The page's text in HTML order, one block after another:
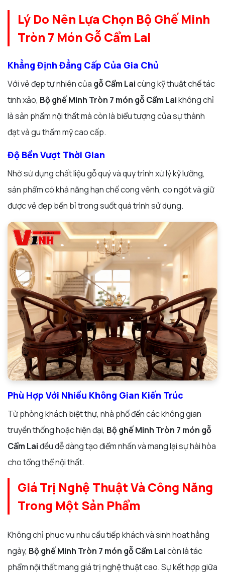
Lý Do Nên Lựa Chọn Bộ Ghế Minh
Tròn 7 Món Gỗ Cẩm Lai
Khẳng Định Đẳng Cấp Của Gia Chủ
Với vẻ đẹp tự nhiên của gỗ Cẩm Laicùng kỹ thuật chế tác
tinh xảo, Bộ ghế Minh Tròn 7 món gỗ Cẩm Laikhông chỉ
là sản phẩm nội thất mà còn là biểu tượng của sự thành
đạt và gu thẩm mỹ cao cấp.
Độ Bền Vượt Thời Gian
Nhờ sử dụng chất liệu gỗ quý và quy trình xử lý kỹ lưỡng,
sản phẩm có khả năng hạn chế cong vênh, co ngót và giữ
được vẻ đẹp bền bỉ trong suốt quá trình sử dụng.
Phù Hợp Với Nhiều Không Gian Kiến Trúc
Từ phòng khách biệt thự, nhà phố đến các không gian
truyền thống hoặc hiện đại, Bộ ghế Minh Tròn 7 món gỗ
Cẩm Laiđều dễ dàng tạo điểm nhấn và mang lại sự hài hòa
cho tổng thể nội thất.
Giá Trị Nghệ Thuật Và Công Năng
Trong Một Sản Phẩm
Không chỉ phục vụ nhu cầu tiếp khách và sinh hoạt hằng
ngày, Bộ ghế Minh Tròn 7 món gỗ Cẩm Laicòn là tác
phẩm nội thất mang giá trị nghệ thuật cao. Sự kết hợp giữa